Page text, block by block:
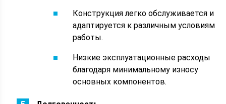
Конструкция легко обслуживается и
адаптируется к различным условиям
работы.
Низкие эксплуатационные расходы
благодаря минимальному износу
основных компонентов.